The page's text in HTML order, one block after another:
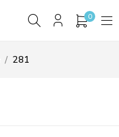
0
/ 281